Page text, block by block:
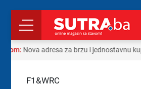
Nova adresa za brzu i jednostavnu
F1&WRC